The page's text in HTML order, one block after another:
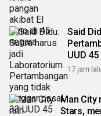
Said
UUD 45
17 jam
Man City
Stars,